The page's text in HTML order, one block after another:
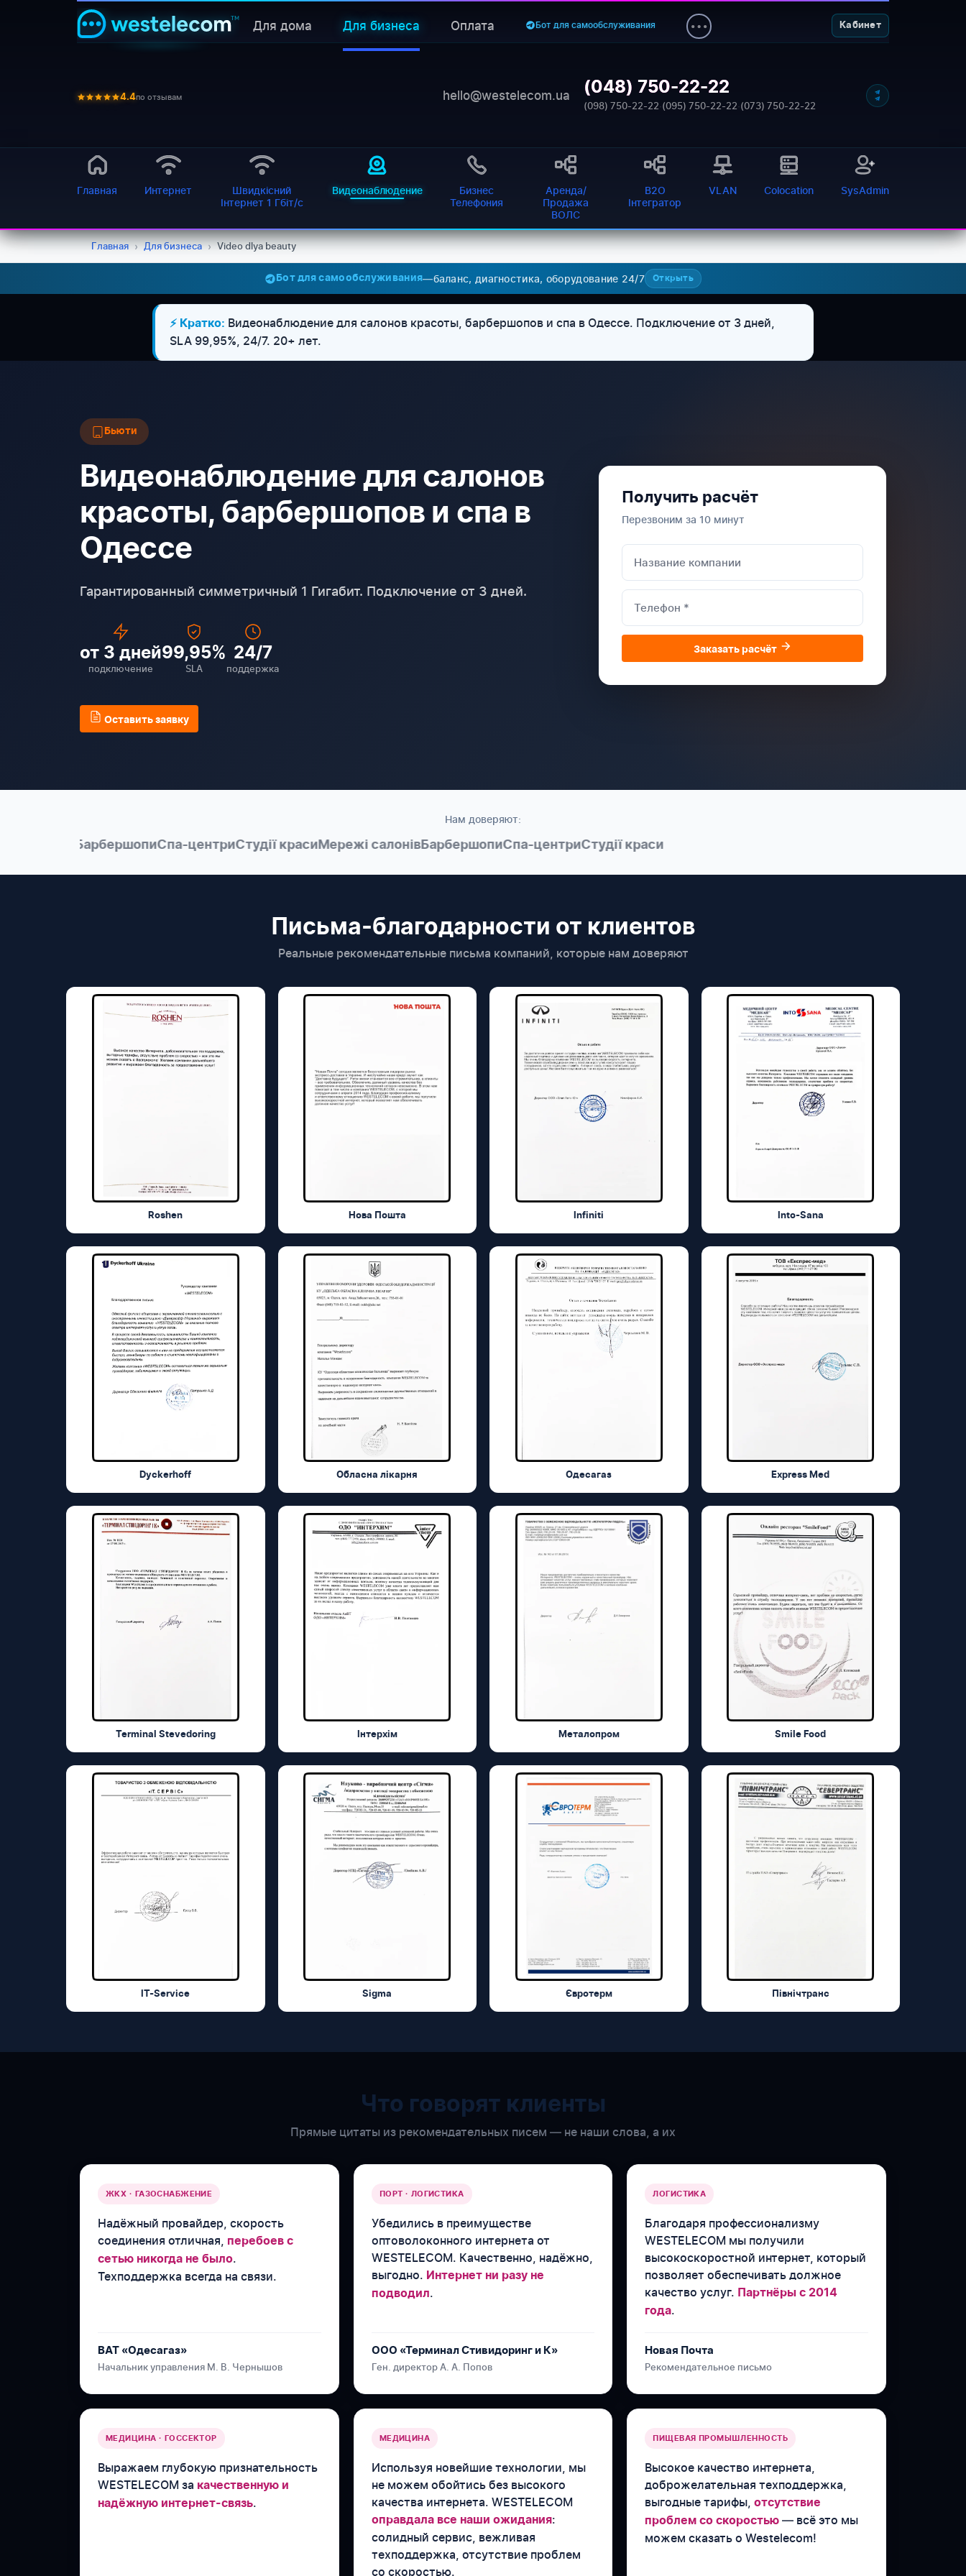
Для дома Для бизнеса Оплата Бот для самообслуживания Кабинет
4.4по отзывам hello@westelecom.ua (048) 750-22-22
(098) 750-22-22·(095) 750-22-22·(073) 750-22-22
Главная Интернет
Швидкісний
Інтернет 1 Гбіт/с
Видеонаблюдение
Бизнес
Телефония
Аренда/
Продажа
ВОЛС
B2O
Інтегратор
VLAN Colocation SysAdmin
Главная › Для бизнеса › Video dlya beauty
Бот для самообслуживания—баланс, диагностика, оборудование 24/7 Открыть
⚡ Кратко: Видеонаблюдение для салонов красоты, барбершопов и спа в Одессе. Подключение от 3 дней,
SLA 99,95%, 24/7. 20+ лет.
Бьюти
Видеонаблюдение для салонов
красоты, барбершопов и спа в
Одессе
Гарантированный симметричный 1 Гигабит. Подключение от 3 дней.
от 3 дней
подключение
99,95%
SLA
24/7
поддержка
Оставить заявку
Получить расчёт
Перезвоним за 10 минут
Заказать расчёт
Нам доверяют:
БарбершопиСпа-центриСтудії красиМережі салонівБарбершопиСпа-центриСтудії краси
Письма-благодарности от клиентов
Реальные рекомендательные письма компаний, которые нам доверяют
Roshen Нова Пошта Infiniti Into-Sana
Dyckerhoff Обласна лікарня Одесагаз Express Med
Terminal Stevedoring Інтерхім Металопром Smile Food
IT-Service Sigma Євротерм Північтранс
Что говорят клиенты
Прямые цитаты из рекомендательных писем — не наши слова, а их
ЖКХ · ГАЗОСНАБЖЕНИЕ
Надёжный провайдер, скорость
соединения отличная, перебоев с
сетью никогда не было.
Техподдержка всегда на связи.
ВАТ «Одесагаз»
Начальник управления М. В. Чернышов
ПОРТ · ЛОГИСТИКА
Убедились в преимуществе
оптоволоконного интернета от
WESTELECOM. Качественно, надёжно,
выгодно. Интернет ни разу не
подводил.
ООО «Терминал Стивидоринг и К»
Ген. директор А. А. Попов
ЛОГИСТИКА
Благодаря профессионализму
WESTELECOM мы получили
высокоскоростной интернет, который
позволяет обеспечивать должное
качество услуг. Партнёры с 2014
года.
Новая Почта
Рекомендательное письмо
МЕДИЦИНА · ГОССЕКТОР
Выражаем глубокую признательность
WESTELECOM за качественную и
надёжную интернет-связь.
МЕДИЦИНА
Используя новейшие технологии, мы
не можем обойтись без высокого
качества интернета. WESTELECOM
оправдала все наши ожидания:
солидный сервис, вежливая
техподдержка, отсутствие проблем
со скоростью.
ПИЩЕВАЯ ПРОМЫШЛЕННОСТЬ
Высокое качество интернета,
доброжелательная техподдержка,
выгодные тарифы,отсутствие
проблем со скоростью — всё это мы
можем сказать о Westelecom!